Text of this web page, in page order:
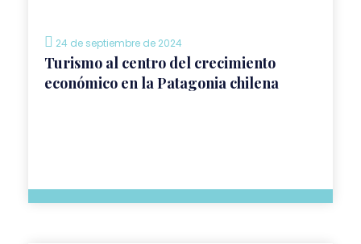
24 de septiembre de 2024
Turismo al centro del crecimiento
económico en la Patagonia chilena